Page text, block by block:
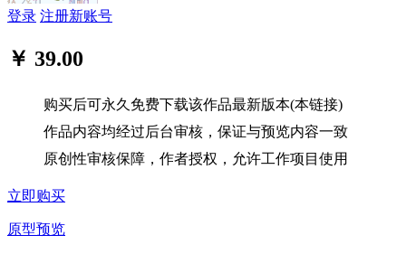
登录 注册新账号
￥ 39.00
购买后可永久免费下载该作品最新版本(本链接)
作品内容均经过后台审核，保证与预览内容一致
原创性审核保障，作者授权，允许工作项目使用
立即购买
原型预览